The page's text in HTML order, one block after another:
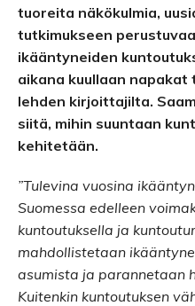
tuoreita näkökulmia,
tutkimukseen
ikääntyneiden
aikana kuullaan
lehden kirjoittajilta.
siitä, mihin suuntaan
kehitetään.
”Tulevina vuosina
Suomessa edelleen
kuntoutuksella ja
mahdollistetaan
asumista ja parannetaan
Kuitenkin kuntoutuksen